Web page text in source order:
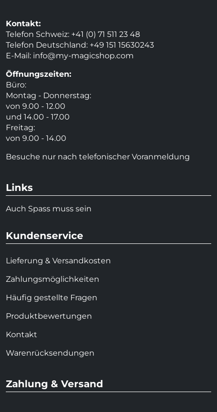
Kontakt:
Telefon Schweiz: +41 (0) 71 511 23 48
Telefon Deutschland: +49 151 15630243
E-Mail: info@my-magicshop.com
Öffnungszeiten:
Büro:
Montag - Donnerstag:
von 9.00 - 12.00
und 14.00 - 17.00
Freitag:
von 9.00 - 14.00
Besuche nur nach telefonischer Voranmeldung
Links
Auch Spass muss sein
Kundenservice
Lieferung & Versandkosten
Zahlungsmöglichkeiten
Häufig gestellte Fragen
Produktbewertungen
Kontakt
Warenrücksendungen
Zahlung & Versand